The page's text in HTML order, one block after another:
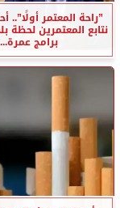
”راحة المعتمر أولًا”..
نتابع المعتمرين لحظة
برامج عمرة...